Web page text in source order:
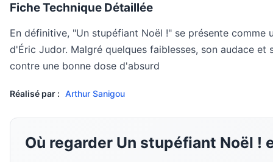
Fiche Technique Détaillée
En définitive, "Un stupéfiant Noël !" se présente
d'Éric Judor. Malgré quelques faiblesses, son audace
contre une bonne dose d'absurd
Réalisé par : Arthur Sanigou
Où regarder Un stupéfiant Noël !